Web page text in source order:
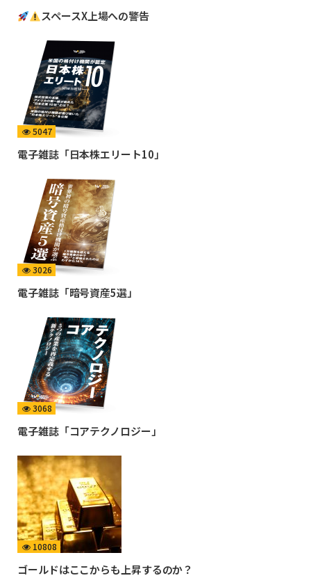
スペースX上場への警告
5047
電子雑誌「日本株エリート10」
3026
電子雑誌「暗号資産5選」
3068
電子雑誌「コアテクノロジー」
10808
ゴールドはここからも上昇するのか？